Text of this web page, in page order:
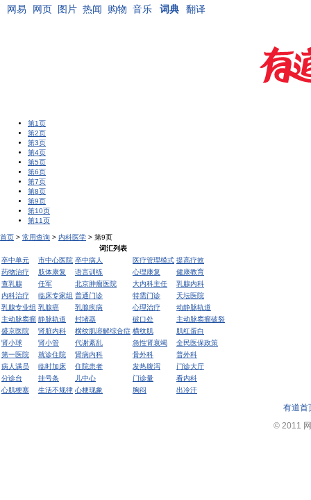
网易 网页 图片 热闻 购物 音乐 词典 翻译
第1页
第2页
第3页
第4页
第5页
第6页
第7页
第8页
第9页
第10页
第11页
首页 > 常用查询 > 内科医学 > 第9页
词汇列表
卒中单元
市中心医院 卒中病人 医疗管理模式 提高疗效
药物治疗
肢体康复 语言训练 心理康复
健康教育
查乳腺
任军 北京肿瘤医院 大内科主任
乳腺内科
内科治疗
临床专家组 普通门诊 特需门诊
天坛医院
乳腺专业组 乳腺癌 乳腺疾病 心理治疗
动静脉轨道
主动脉窦瘤 静脉轨道 封堵器 破口处
主动脉窦瘤破裂
盛京医院
肾脏内科 横纹肌溶解综合症 横纹肌
肌红蛋白
肾小球
肾小管 代谢紊乱 急性肾衰竭
全民医保政策
第一医院
就诊住院 肾病内科 骨外科
普外科
病人满员
临时加床 住院患者 发热腹泻
门诊大厅
分诊台
挂号条 儿中心 门诊量
看内科
心肌梗塞
生活不规律 心梗现象 胸闷 出冷汗
有道首
© 2011